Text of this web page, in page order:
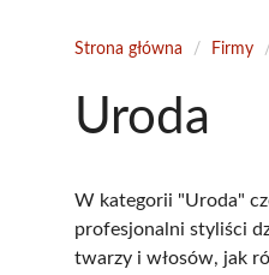
Strona główna / Firmy /
Uroda
W kategorii "Uroda"
profesjonalni styliści
twarzy i włosów, jak